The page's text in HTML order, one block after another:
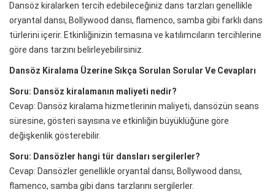
Dansöz kiralarken tercih edebileceğiniz dans tarzları genellikle
oryantal dansı, Bollywood dansı, flamenco, samba gibi farklı dans
türlerini içerir. Etkinliğinizin temasına ve katılımcıların tercihlerine
göre dans tarzını belirleyebilirsiniz.
Dansöz Kiralama Üzerine Sıkça Sorulan Sorular Ve Cevapları
Soru: Dansöz kiralamanın maliyeti nedir?
Cevap: Dansöz kiralama hizmetlerinin maliyeti, dansözün seans
süresine, gösteri sayısına ve etkinliğin büyüklüğüne göre
değişkenlik gösterebilir.
Soru: Dansözler hangi tür dansları sergilerler?
Cevap: Dansözler genellikle oryantal dansı, Bollywood dansı,
flamenco, samba gibi dans tarzlarını sergilerler.